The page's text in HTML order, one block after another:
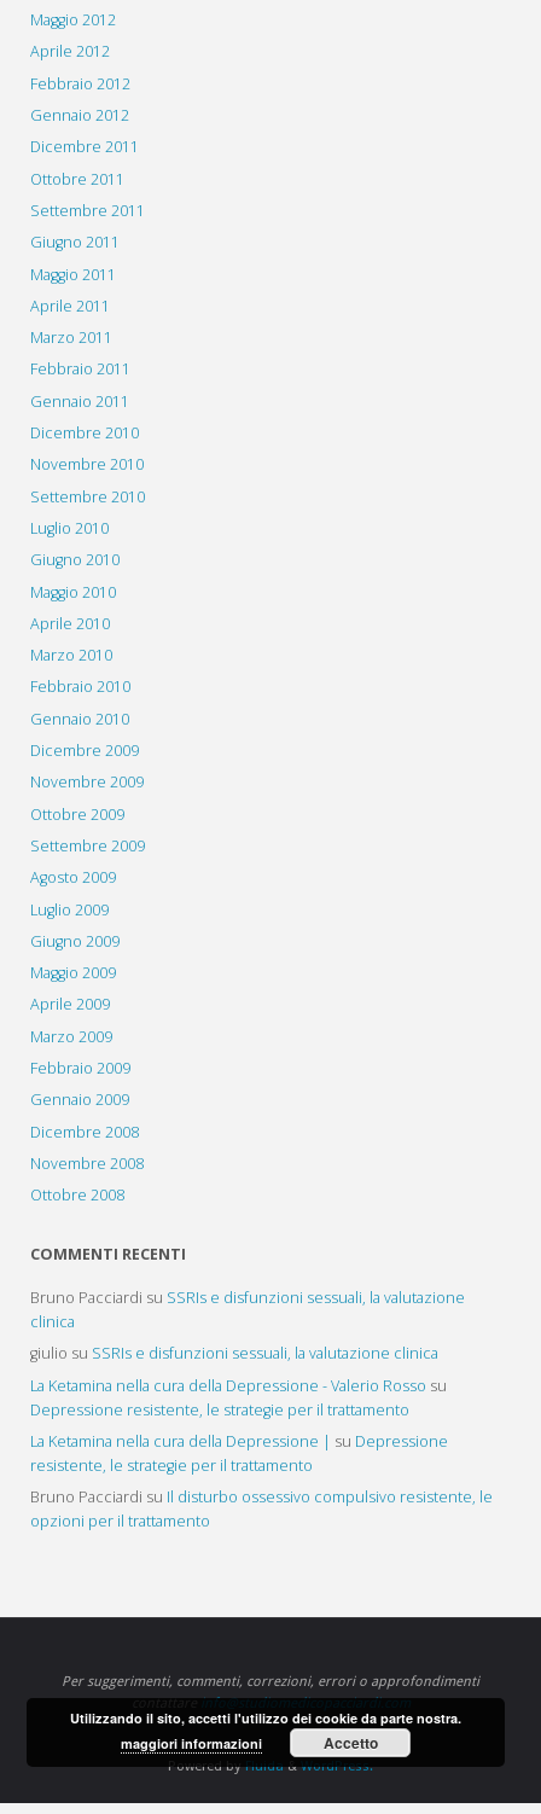
Maggio 2012
Aprile 2012
Febbraio 2012
Gennaio 2012
Dicembre 2011
Ottobre 2011
Settembre 2011
Giugno 2011
Maggio 2011
Aprile 2011
Marzo 2011
Febbraio 2011
Gennaio 2011
Dicembre 2010
Novembre 2010
Settembre 2010
Luglio 2010
Giugno 2010
Maggio 2010
Aprile 2010
Marzo 2010
Febbraio 2010
Gennaio 2010
Dicembre 2009
Novembre 2009
Ottobre 2009
Settembre 2009
Agosto 2009
Luglio 2009
Giugno 2009
Maggio 2009
Aprile 2009
Marzo 2009
Febbraio 2009
Gennaio 2009
Dicembre 2008
Novembre 2008
Ottobre 2008
COMMENTI RECENTI
Bruno Pacciardi su SSRIs e disfunzioni sessuali, la valutazione
clinica
giulio su SSRIs e disfunzioni sessuali, la valutazione clinica
La Ketamina nella cura della Depressione - Valerio Rosso su
Depressione resistente, le strategie per il trattamento
La Ketamina nella cura della Depressione | su Depressione
resistente, le strategie per il trattamento
Bruno Pacciardi su Il disturbo ossessivo compulsivo resistente, le
opzioni per il trattamento
Per suggerimenti, commenti, correzioni, errori o approfondimenti
contattareinfo@studiomedicopacciardi.com
Powered byFluida&WordPress.
Utilizzando il sito, accetti l'utilizzo dei cookie da parte nostra.
maggiori informazioni
Accetto